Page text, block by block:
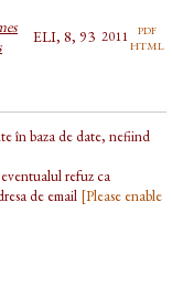
ELI, 8, 93 2011 pdf
html
în baza de date, nefiind
refuz ca
de email [Please enable